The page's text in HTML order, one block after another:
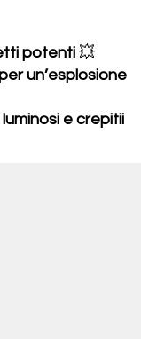
potenti💥
un’esplosione
e crepitii